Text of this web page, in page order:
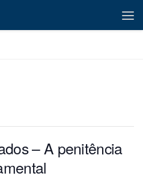
– A penitência